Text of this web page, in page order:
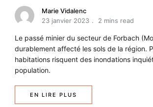
Marie Vidalenc
23 janvier 2023
2 mins read
Le passé minier du secteur de Forbach
durablement affecté les sols de la région.
habitations risquent des inondations
population.
EN LIRE PLUS